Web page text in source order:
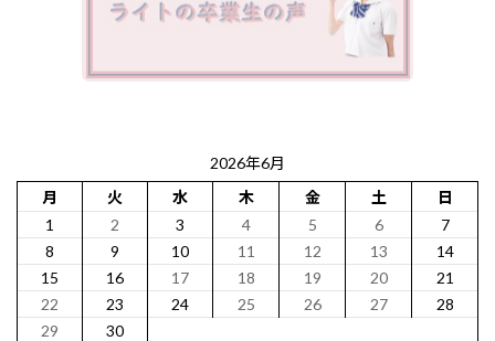
2026年6月
月
火 水 木 金 土
日
1
2 3 4 5 6
7
8
9 10 11 12 13
14
15
16 17 18 19 20
21
22
23 24 25 26 27
28
29
30